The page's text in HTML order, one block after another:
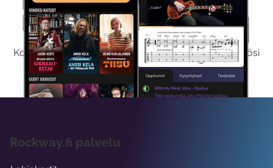
Kokeile Ilmaiseksi
Kokeilemalla ilmaiseksi saat koko sisältömme käyttöösi
viikon ajaksi.
Rockway.fi palvelu